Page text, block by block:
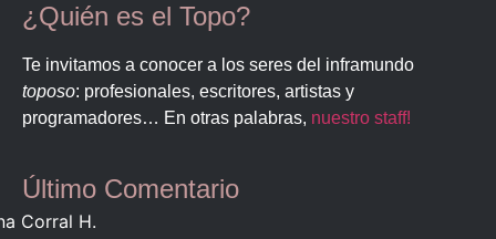
¿Quién es el Topo?
Te invitamos a conocer a los seres del inframundo
toposo: profesionales, escritores, artistas y
programadores… En otras palabras, nuestro staff!
Último Comentario
Corral H.